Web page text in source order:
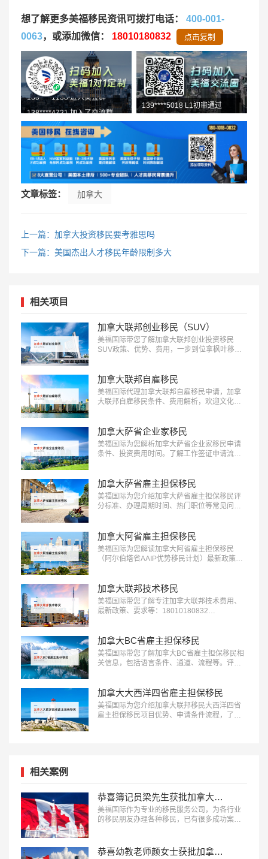
想了解更多美福移民资讯可拨打电话： 400-001-
0063，或添加微信： 18010180832 点击复制
138****4721 加入了交流群 139****5018 L1初审通过
文章标签： 加拿大
上一篇：加拿大投资移民要考雅思吗
下一篇：美国杰出人才移民年龄限制多大
相关项目
加拿大联邦创业移民（SUV）
美福国际带您了解加拿大联邦创业投资移民
SUV政策、优势、费用，一步到位拿枫叶移
加拿大联邦自雇移民
美福国际代理加拿大联邦自雇移民申请，加拿
大联邦自雇移民条件、费用解析，欢迎文化、
加拿大萨省企业家移民
美福国际为您解析加拿大萨省企业家移民申请
条件、投资费用时间。了解工作签证申请流程
加拿大萨省雇主担保移民
美福国际为您介绍加拿大萨省雇主担保移民评
分标准、办理周期时间、热门职位等常见问
加拿大阿省雇主担保移民
美福国际为您解读加拿大阿省雇主担保移民
（阿尔伯塔省AAIP优势移民计划）最新政策、
加拿大联邦技术移民
美福国际带您了解专注加拿大联邦技术费用、
最新政策、要求等：18010180832…
加拿大BC省雇主担保移民
美福国际带您了解加拿大BC省雇主担保移民相
关信息，包括语言条件、通道、流程等。评估
加拿大大西洋四省雇主担保移民
美福国际为您介绍加拿大联邦移民大西洋四省
雇主担保移民项目优势、申请条件流程，了解
相关案例
恭喜簿记员梁先生获批加拿大萨省雇主担保移民！
美福国际作为专业的移民服务公司，为各行业
的移民朋友办理各种移民，已有很多成功案
恭喜幼教老师颜女士获批加拿大BC省雇主担保移民！